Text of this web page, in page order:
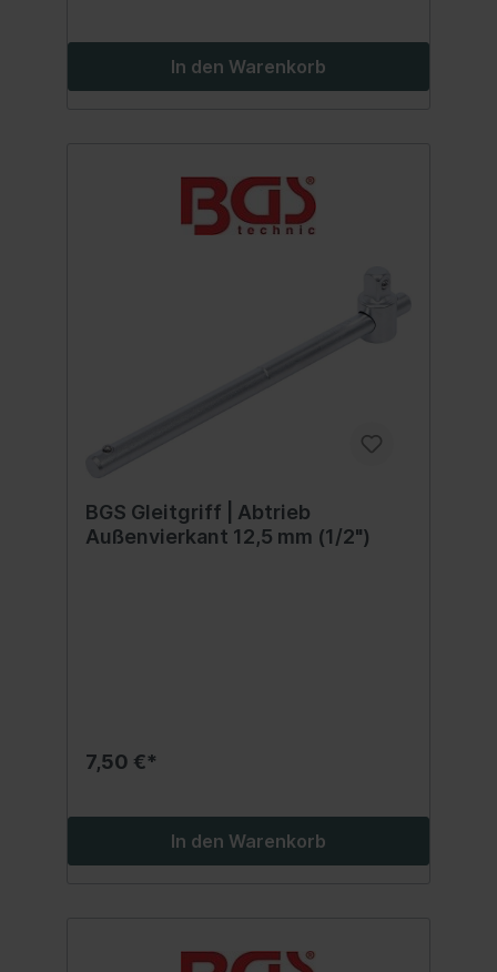
In den Warenkorb
BGS Gleitgriff | Abtrieb
Außenvierkant 12,5 mm (1/2")
7,50 €*
In den Warenkorb